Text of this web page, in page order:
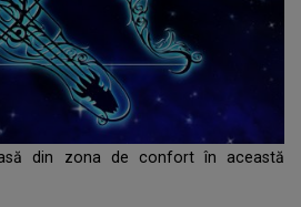
din zona de confort în această